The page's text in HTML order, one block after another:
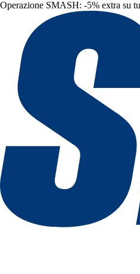
Operazione SMASH: -5% extra su